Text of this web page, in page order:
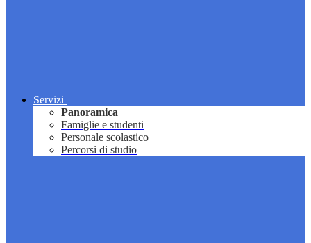
Servizi
Panoramica
Famiglie e studenti
Personale scolastico
Percorsi di studio